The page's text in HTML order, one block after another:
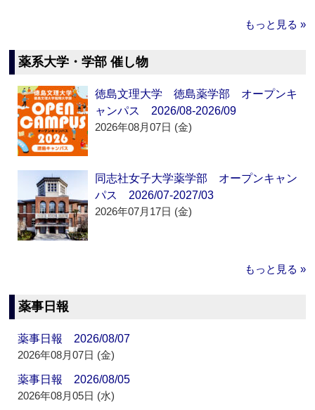
もっと見る »
薬系大学・学部 催し物
徳島文理大学 徳島薬学部 オープンキ
ャンパス 2026/08-2026/09
2026年08月07日 (金)
同志社女子大学薬学部 オープンキャン
パス 2026/07-2027/03
2026年07月17日 (金)
もっと見る »
薬事日報
薬事日報 2026/08/07
2026年08月07日 (金)
薬事日報 2026/08/05
2026年08月05日 (水)